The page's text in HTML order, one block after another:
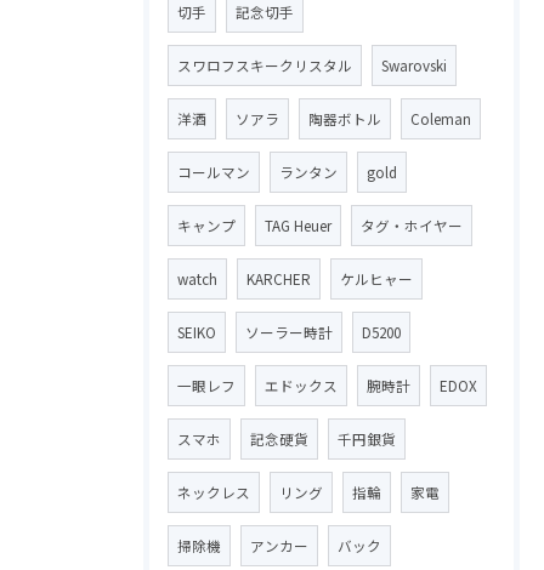
切手 記念切手
スワロフスキークリスタル Swarovski
洋酒 ソアラ 陶器ボトル Coleman
コールマン ランタン gold
キャンプ TAG Heuer タグ・ホイヤー
watch KARCHER ケルヒャー
SEIKO ソーラー時計 D5200
一眼レフ エドックス 腕時計 EDOX
スマホ 記念硬貨 千円銀貨
ネックレス リング 指輪 家電
掃除機 アンカー バック